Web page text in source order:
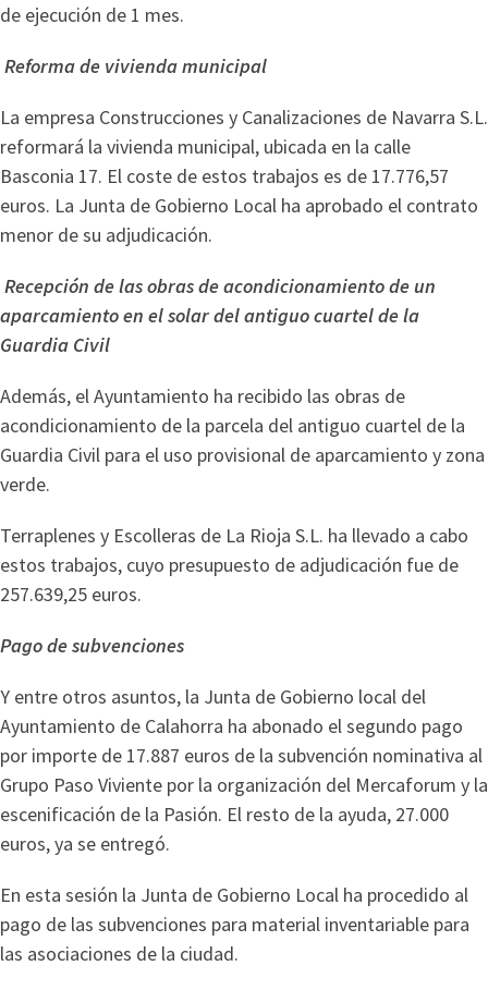
de ejecución de 1 mes.
Reforma de vivienda municipal
La empresa Construcciones y Canalizaciones de Navarra S.L.
reformará la vivienda municipal, ubicada en la calle
Basconia 17. El coste de estos trabajos es de 17.776,57
euros. La Junta de Gobierno Local ha aprobado el contrato
menor de su adjudicación.
Recepción de las obras de acondicionamiento de un
aparcamiento en el solar del antiguo cuartel de la
Guardia Civil
Además, el Ayuntamiento ha recibido las obras de
acondicionamiento de la parcela del antiguo cuartel de la
Guardia Civil para el uso provisional de aparcamiento y zona
verde.
Terraplenes y Escolleras de La Rioja S.L. ha llevado a cabo
estos trabajos, cuyo presupuesto de adjudicación fue de
257.639,25 euros.
Pago de subvenciones
Y entre otros asuntos, la Junta de Gobierno local del
Ayuntamiento de Calahorra ha abonado el segundo pago
por importe de 17.887 euros de la subvención nominativa al
Grupo Paso Viviente por la organización del Mercaforum y la
escenificación de la Pasión. El resto de la ayuda, 27.000
euros, ya se entregó.
En esta sesión la Junta de Gobierno Local ha procedido al
pago de las subvenciones para material inventariable para
las asociaciones de la ciudad.